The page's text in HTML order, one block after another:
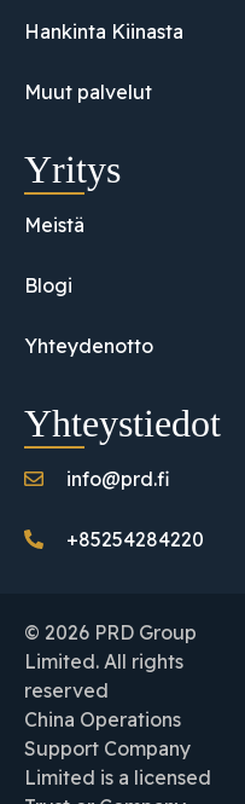
Hankinta Kiinasta
Muut palvelut
Yritys
Meistä
Blogi
Yhteydenotto
Yhteystiedot
info@prd.fi
+85254284220
© 2026 PRD Group
Limited. All rights
reserved
China Operations
Support Company
Limited is a licensed